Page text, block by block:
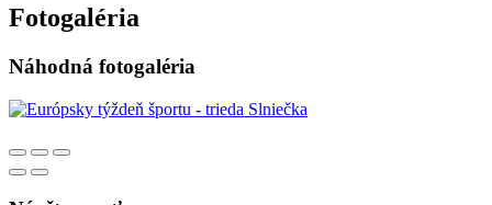
Fotogaléria
Náhodná fotogaléria